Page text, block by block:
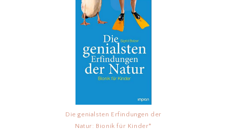
Die genialsten Erfindungen der
Natur: Bionik für Kinder*